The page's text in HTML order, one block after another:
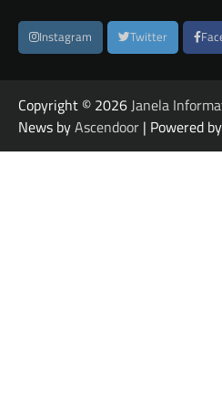
Instagram Twitter
Copyright © 2026 Janela
News byAscendoor | Powered by